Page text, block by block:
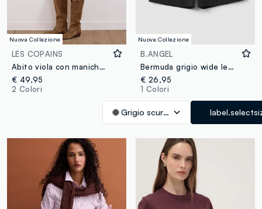
Nuova Collezione
LES COPAINS
Abito viola con maniche corte a volant relaxed fit
€ 49,95
2 Colori
Nuova Collezione
B.ANGEL
Bermuda grigio wide leg in viscosa elasticizzato
€ 26,95
1 Colori
Grigio scuro melange